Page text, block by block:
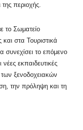
της περιοχής.
το Σωματείο
και στα Τουριστικά
συνεχίσει το επόμενο
εκπαιδευτικές
των ξενοδοχειακών
την πρόληψη και τη